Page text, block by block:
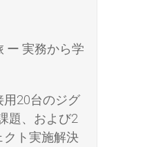
ー 実務から学
用20台のジグ
題、および2
クト実施解決